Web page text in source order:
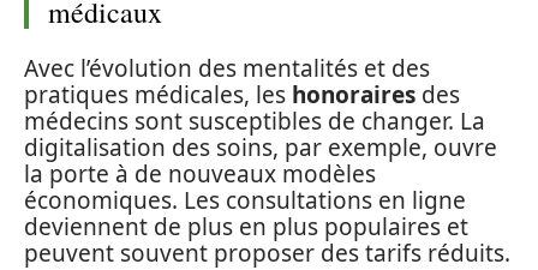
médicaux
Avec l’évolution des mentalités et des
pratiques médicales, les honoraires des
médecins sont susceptibles de changer. La
digitalisation des soins, par exemple, ouvre
la porte à de nouveaux modèles
économiques. Les consultations en ligne
deviennent de plus en plus populaires et
peuvent souvent proposer des tarifs réduits.